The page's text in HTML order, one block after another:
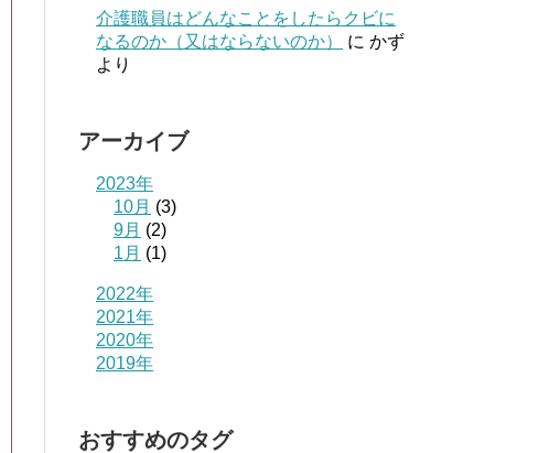
介護職員はどんなことをしたらクビに
なるのか（又はならないのか）
に かず
より
アーカイブ
2023年
10月 (3)
9月 (2)
1月 (1)
2022年
2021年
2020年
2019年
おすすめのタグ